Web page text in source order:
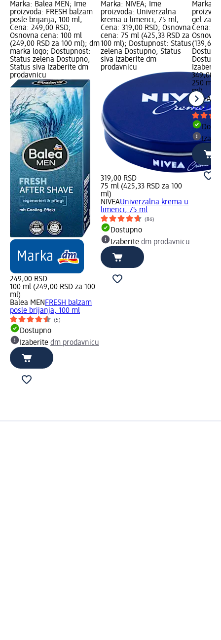
Marka: Balea MEN; Ime
proizvoda: FRESH balzam
posle brijanja, 100 ml;
Cena: 249,00 RSD;
Osnovna cena: 100 ml
(249,00 RSD za 100 ml); dm
marka logo; Dostupnost:
Status zelena Dostupno,
Status siva Izaberite dm
prodavnicu
249,00 RSD
100 ml (249,00 RSD za 100
ml)
Balea MENFRESH balzam
posle brijanja, 100 ml
(5)
Dostupno
Izaberite dm prodavnicu
Marka: NIVEA; Ime
proizvoda: Univerzalna
krema u limenci, 75 ml;
Cena: 319,00 RSD; Osnovna
cena: 75 ml (425,33 RSD za
100 ml); Dostupnost: Status
zelena Dostupno, Status
siva Izaberite dm
prodavnicu
319,00 RSD
75 ml (425,33 RSD za 100
ml)
NIVEAUniverzalna krema u
limenci, 75 ml
(86)
Dostupno
Izaberitedm prodavnicu
Marka:
gel za
Cena:
(139,60
349,00
250 ml
ml)
NIVEA
gel za